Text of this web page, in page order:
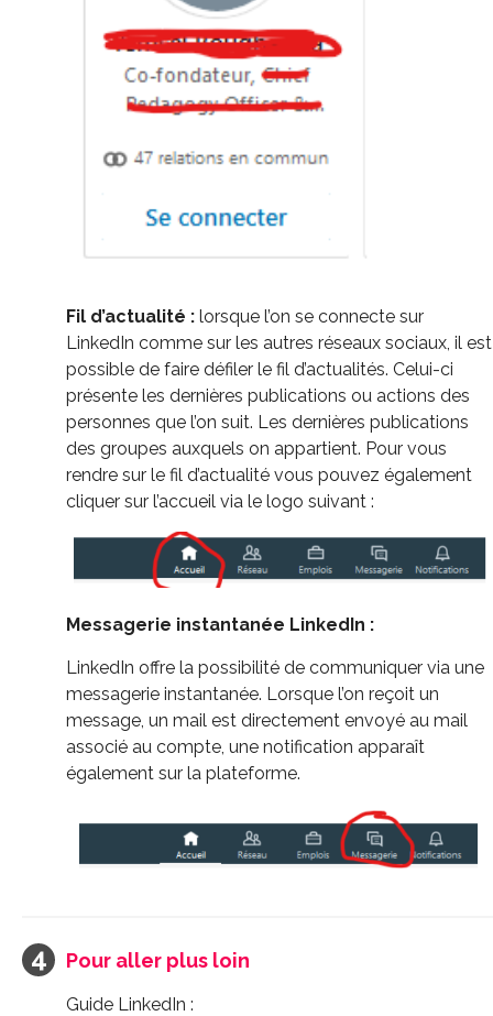
Fil d’actualité : lorsque l’on se connecte sur
LinkedIn comme sur les autres réseaux sociaux, il est
possible de faire défiler le fil d’actualités. Celui-ci
présente les dernières publications ou actions des
personnes que l’on suit. Les dernières publications
des groupes auxquels on appartient. Pour vous
rendre sur le fil d’actualité vous pouvez également
cliquer sur l’accueil via le logo suivant :
Messagerie instantanée LinkedIn :
LinkedIn offre la possibilité de communiquer via une
messagerie instantanée. Lorsque l’on reçoit un
message, un mail est directement envoyé au mail
associé au compte, une notification apparaît
également sur la plateforme.
Pour aller plus loin
Guide LinkedIn :